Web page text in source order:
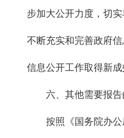
步加大公开力度，切
不断充实和完善政府
信息公开工作取得新成
六、其他需要报
按照《国务院办